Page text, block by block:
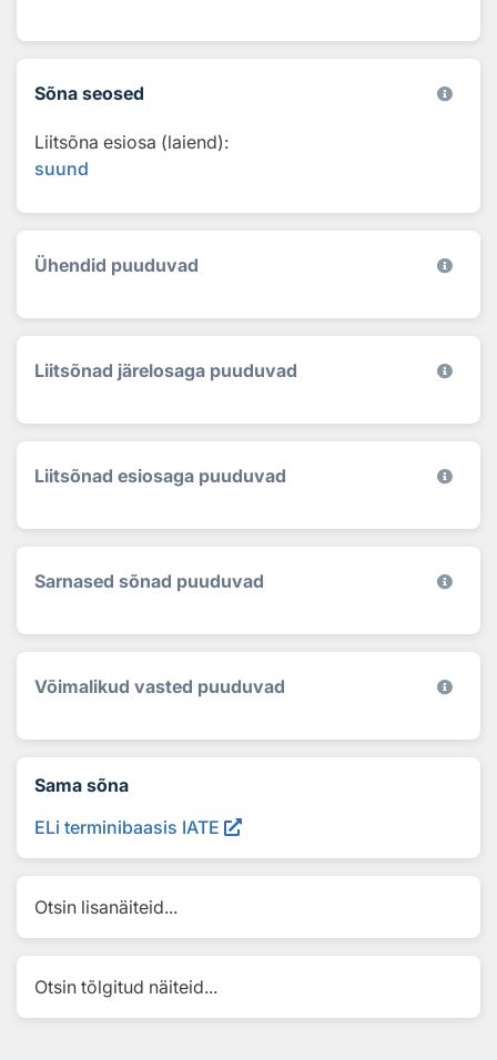
Sõna seosed
Liitsõna esiosa (laiend):
suund
Ühendid puuduvad
Liitsõnad järelosaga puuduvad
Liitsõnad esiosaga puuduvad
Sarnased sõnad puuduvad
Võimalikud vasted puuduvad
Sama sõna
ELi terminibaasis IATE
Otsin lisanäiteid...
Otsin tõlgitud näiteid...